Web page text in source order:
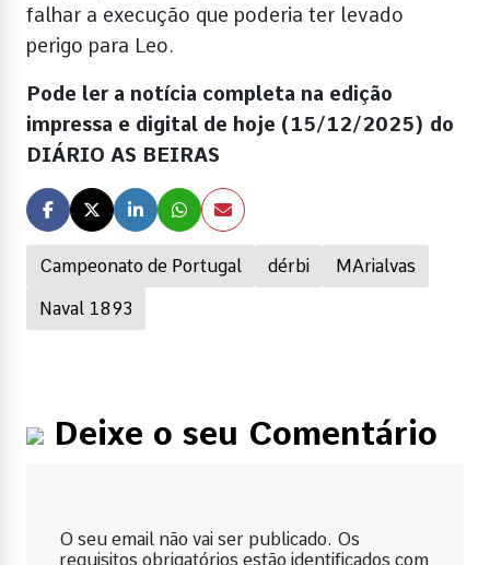
Campeonato de Portugal dérbi MArialvas
Naval 1893
falhar a execução que poderia ter levado
perigo para Leo.
Pode ler a notícia completa na edição
impressa e digital de hoje (15/12/2025) do
DIÁRIO AS BEIRAS
Deixe o seu Comentário
O seu email não vai ser publicado. Os
requisitos obrigatórios estão identificados com